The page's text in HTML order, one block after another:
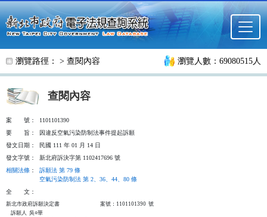
跳至主要內容
瀏覽路徑： > 查閱內容 瀏覽人數：69080515人
查閱內容
案 號：
1101101390
要
旨：
因違反空氣污染防制法事件提起訴願
發文日期：
民國 111 年 01 月 14 日
發文字號：
新北府訴決字第 1102417696 號
相關法條 ：
訴願法 第 79 條
空氣污染防制法 第 2、36、44、80 條
全
文：
新北市政府訴願決定書                                  案號：1101101390  號
    訴願人  吳○華